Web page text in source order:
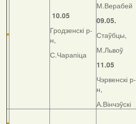
10.05
Гродзенскі р-
н,
С.Чарапіца
М.Верабей
09.05.
Стаўбцы,
М.Львоў
11.05
Чэрвенскі р-
н,
А.Вінчэўскі